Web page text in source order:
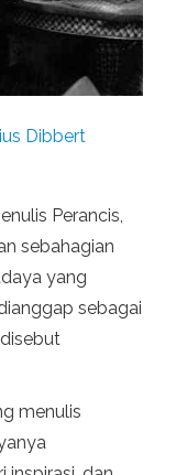
Dibbert
Perancis,
sebahagian
yang
sebagai
menulis